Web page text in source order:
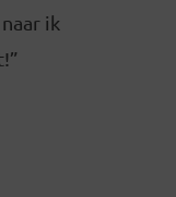
ik